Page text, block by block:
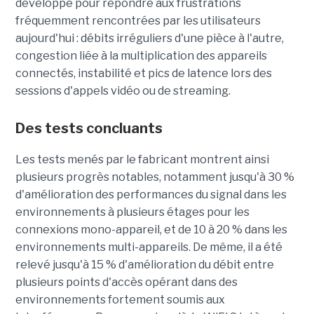
développé pour répondre aux frustrations
fréquemment rencontrées par les utilisateurs
aujourd'hui : débits irréguliers d'une pièce à l'autre,
congestion liée à la multiplication des appareils
connectés, instabilité et pics de latence lors des
sessions d'appels vidéo ou de streaming.
Des tests concluants
Les tests menés par le fabricant montrent ainsi
plusieurs progrès notables, notamment jusqu'à 30 %
d'amélioration des performances du signal dans les
environnements à plusieurs étages pour les
connexions mono-appareil, et de 10 à 20 % dans les
environnements multi-appareils. De même, il a été
relevé jusqu'à 15 % d'amélioration du débit entre
plusieurs points d'accès opérant dans des
environnements fortement soumis aux